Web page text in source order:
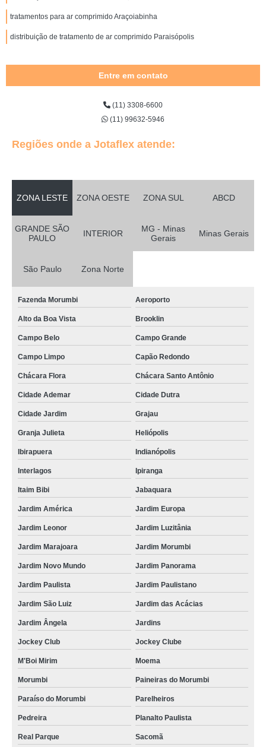
tratamentos para ar comprimido Araçoiabinha
distribuição de tratamento de ar comprimido Paraisópolis
Entre em contato
(11) 3308-6600
(11) 99632-5946
Regiões onde a Jotaflex atende:
ZONA LESTE ZONA OESTE ZONA SUL ABCD
GRANDE SÃO
PAULO
INTERIOR
MG - Minas
Gerais
Minas Gerais
São Paulo Zona Norte
Fazenda Morumbi Aeroporto
Alto da Boa Vista Brooklin
Campo Belo Campo Grande
Campo Limpo Capão Redondo
Chácara Flora Chácara Santo Antônio
Cidade Ademar Cidade Dutra
Cidade Jardim Grajau
Granja Julieta Heliópolis
Ibirapuera Indianópolis
Interlagos Ipiranga
Itaim Bibi Jabaquara
Jardim América Jardim Europa
Jardim Leonor Jardim Luzitânia
Jardim Marajoara Jardim Morumbi
Jardim Novo Mundo Jardim Panorama
Jardim Paulista Jardim Paulistano
Jardim São Luiz Jardim das Acácias
Jardim Ângela Jardins
Jockey Club Jockey Clube
M'Boi Mirim Moema
Morumbi Paineiras do Morumbi
Paraíso do Morumbi Parelheiros
Pedreira Planalto Paulista
Real Parque Sacomã